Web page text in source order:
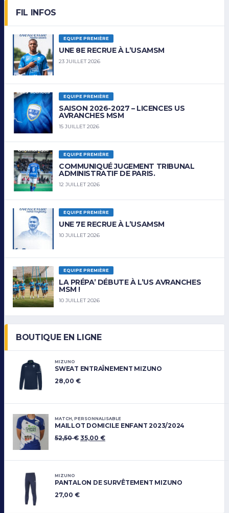
FIL INFOS
EQUIPE PREMIÈRE
UNE 8E RECRUE À L’USAMSM
23 JUILLET 2026
EQUIPE PREMIÈRE
SAISON 2026-2027 – LICENCES US
AVRANCHES MSM
15 JUILLET 2026
EQUIPE PREMIÈRE
COMMUNIQUÉ JUGEMENT TRIBUNAL
ADMINISTRATIF DE PARIS.
12 JUILLET 2026
EQUIPE PREMIÈRE
UNE 7E RECRUE À L’USAMSM
10 JUILLET 2026
EQUIPE PREMIÈRE
LA PRÉPA’ DÉBUTE À L’US AVRANCHES
MSM !
10 JUILLET 2026
BOUTIQUE EN LIGNE
MIZUNO
SWEAT ENTRAÎNEMENT MIZUNO
28,00 €
MATCH, PERSONNALISABLE
MAILLOT DOMICILE ENFANT 2023/2024
52,50€ 35,00 €
MIZUNO
PANTALON DE SURVÊTEMENT MIZUNO
27,00 €